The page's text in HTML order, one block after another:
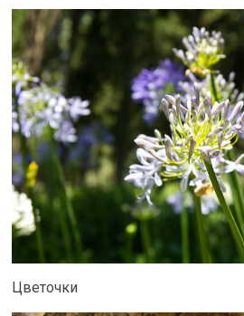
Цветочки